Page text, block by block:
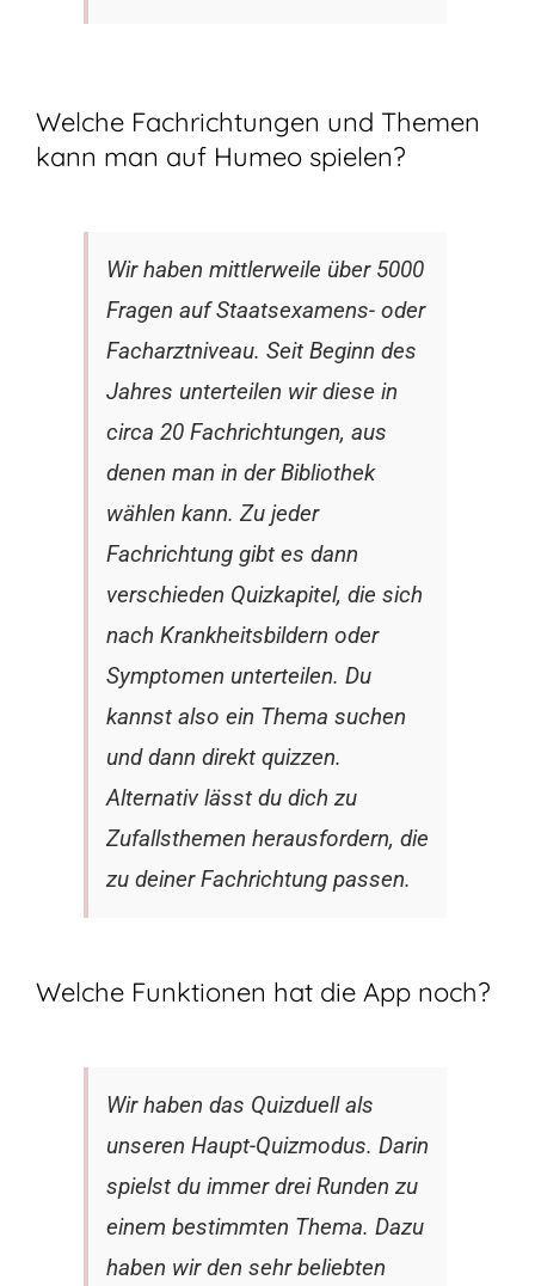
Welche Fachrichtungen und Themen
kann man auf Humeo spielen?
Wir haben mittlerweile über 5000
Fragen auf Staatsexamens- oder
Facharztniveau. Seit Beginn des
Jahres unterteilen wir diese in
circa 20 Fachrichtungen, aus
denen man in der Bibliothek
wählen kann. Zu jeder
Fachrichtung gibt es dann
verschieden Quizkapitel, die sich
nach Krankheitsbildern oder
Symptomen unterteilen. Du
kannst also ein Thema suchen
und dann direkt quizzen.
Alternativ lässt du dich zu
Zufallsthemen herausfordern, die
zu deiner Fachrichtung passen.
Welche Funktionen hat die App noch?
Wir haben das Quizduell als
unseren Haupt-Quizmodus. Darin
spielst du immer drei Runden zu
einem bestimmten Thema. Dazu
haben wir den sehr beliebten